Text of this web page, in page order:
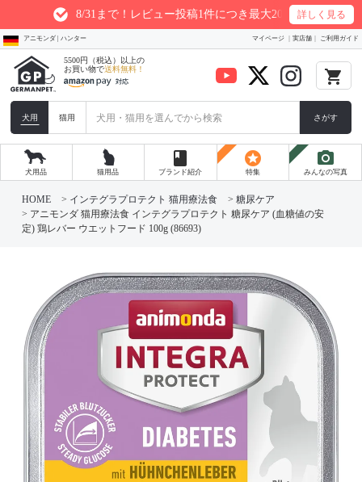
8/31まで！レビュー投稿1件につき最大200ptプレゼント
詳しく見る
アニモンダ | ハンター マイページ 実店舗 ご利用ガイド
5500円（税込）以上の
お買い物で送料無料！ local_grocery_store
犬用 猫用 さがす
犬用品 猫用品
book
ブランド紹介
stars
特集
photo_camera
みんなの写真
HOME インテグラプロテクト 猫用療法食
糖尿ケア
アニモンダ 猫用療法食 インテグラプロテクト 糖尿ケア (血糖値の安
定) 鶏レバー ウエットフード 100g (86693)